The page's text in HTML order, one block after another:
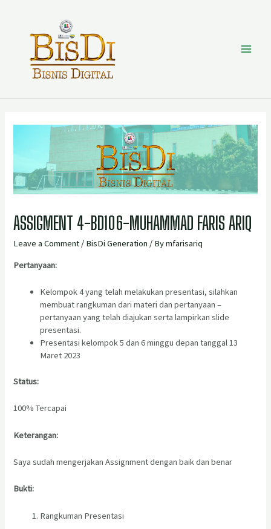
ASSIGMENT 4-BD106-MUHAMMAD FARIS ARIQ
Leave a Comment / BisDi Generation / Bymfarisariq
Pertanyaan:
Kelompok 4 yang telah melakukan presentasi, silahkan
membuat rangkuman dari materi dan pertanyaan –
pertanyaan yang telah diajukan serta lampirkan slide
presentasi.
Presentasi kelompok 5 dan 6 minggu depan tanggal 13
Maret 2023
Status:
100% Tercapai
Keterangan:
Saya sudah mengerjakan Assignment dengan baik dan benar
Bukti:
Rangkuman Presentasi